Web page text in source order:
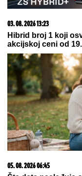
23. 07. 2026 12:47
Letnje večeri u
Zašto sve više ljudi
pretvori u druženje